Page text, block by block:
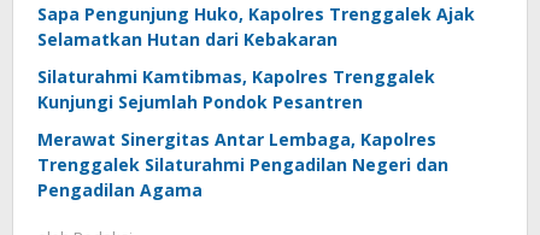
Sapa Pengunjung Huko, Kapolres Trenggalek Ajak
Selamatkan Hutan dari Kebakaran
Silaturahmi Kamtibmas, Kapolres Trenggalek
Kunjungi Sejumlah Pondok Pesantren
Merawat Sinergitas Antar Lembaga, Kapolres
Trenggalek Silaturahmi Pengadilan Negeri dan
Pengadilan Agama